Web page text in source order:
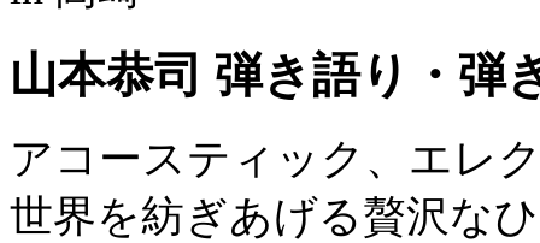
山本恭司 弾き語り・弾
アコースティック、エレ
世界を紡ぎあげる贅沢な